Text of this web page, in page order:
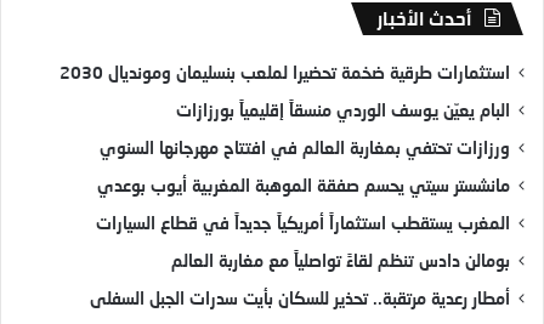
أحدث الأخبار
استثمارات طرقية ضخمة تحضيرا لملعب بنسليمان ومونديال 2030
البام يعيّن يوسف الوردي منسقاً إقليمياً بورزازات
ورزازات تحتفي بمغاربة العالم في افتتاح مهرجانها السنوي
مانشستر سيتي يحسم صفقة الموهبة المغربية أيوب بوعدي
المغرب يستقطب استثماراً أمريكياً جديداً في قطاع السيارات
بومالن دادس تنظم لقاءً تواصلياً مع مغاربة العالم
أمطار رعدية مرتقبة.. تحذير للسكان بأيت سدرات الجبل السفلى